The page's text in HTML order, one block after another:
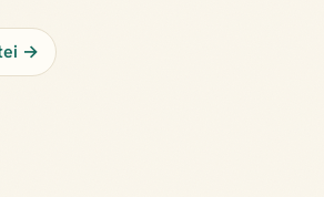
→